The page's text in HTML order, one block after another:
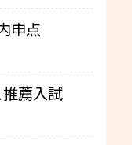
申点
推薦入試